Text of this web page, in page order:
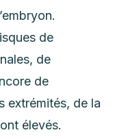
de
de
de
extrémités, de la
élevés.